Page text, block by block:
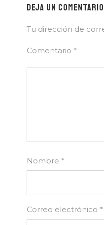
DEJA UN COMENTARIO
Tu dirección de
Comentario *
Nombre *
Correo electrónico *